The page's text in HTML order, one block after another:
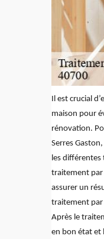
Il est crucial
maison pour
rénovation.
Serres
les
traitement par
assurer un
traitement par
Après le
en bon état et